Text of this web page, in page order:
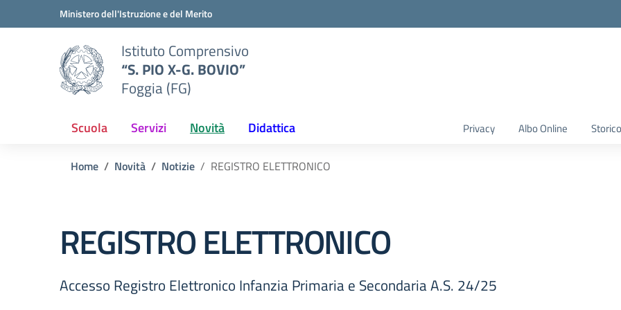
Vai ai contenuti
Vai al menu di navigazioneMinistero dell'Istruzione e del Merito
Istituto Comprensivo
“S. PIO X-G. BOVIO”
Foggia (FG)
Scuola Servizi Novità Didattica Privacy Albo Online
Home Novità Notizie REGISTRO ELETTRONICO
REGISTRO ELETTRONICO
Accesso Registro Elettronico Infanzia Primaria e Secondaria A.S. 24/25